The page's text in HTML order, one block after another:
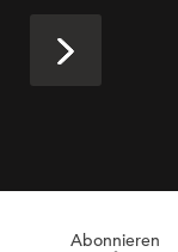
Abonnieren